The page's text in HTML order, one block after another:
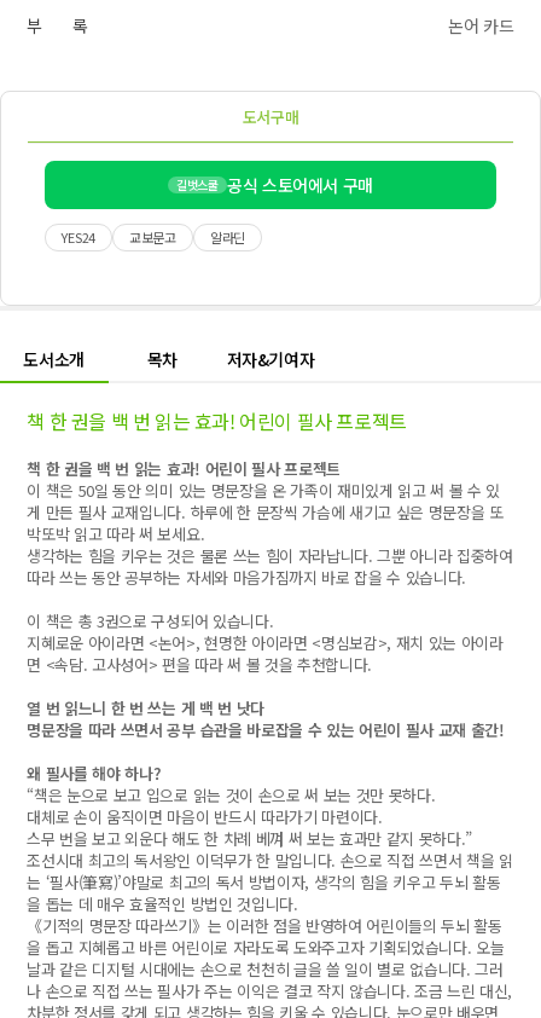
부 록 논어 카드
도서구매
길벗스쿨 공식 스토어에서 구매
YES24 교보문고 알라딘
도서소개 목차 저자&기여자
책 한 권을 백 번 읽는 효과! 어린이 필사 프로젝트
책 한 권을 백 번 읽는 효과! 어린이 필사 프로젝트
이 책은 50일 동안 의미 있는 명문장을 온 가족이 재미있게 읽고 써 볼 수 있
게 만든 필사 교재입니다. 하루에 한 문장씩 가슴에 새기고 싶은 명문장을 또
박또박 읽고 따라 써 보세요.
생각하는 힘을 키우는 것은 물론 쓰는 힘이 자라납니다. 그뿐 아니라 집중하여
따라 쓰는 동안 공부하는 자세와 마음가짐까지 바로 잡을 수 있습니다.
이 책은 총 3권으로 구성되어 있습니다.
지혜로운 아이라면 <논어>, 현명한 아이라면 <명심보감>, 재치 있는 아이라
면 <속담. 고사성어> 편을 따라 써 볼 것을 추천합니다.
열 번 읽느니 한 번 쓰는 게 백 번 낫다
명문장을 따라 쓰면서 공부 습관을 바로잡을 수 있는 어린이 필사 교재 출간!
왜 필사를 해야 하나?
“책은 눈으로 보고 입으로 읽는 것이 손으로 써 보는 것만 못하다.
대체로 손이 움직이면 마음이 반드시 따라가기 마련이다.
스무 번을 보고 외운다 해도 한 차례 베껴 써 보는 효과만 같지 못하다.”
조선시대 최고의 독서왕인 이덕무가 한 말입니다. 손으로 직접 쓰면서 책을 읽
는 ‘필사(筆寫)’야말로 최고의 독서 방법이자, 생각의 힘을 키우고 두뇌 활동
을 돕는 데 매우 효율적인 방법인 것입니다.
《기적의 명문장 따라쓰기》는 이러한 점을 반영하여 어린이들의 두뇌 활동
을 돕고 지혜롭고 바른 어린이로 자라도록 도와주고자 기획되었습니다. 오늘
날과 같은 디지털 시대에는 손으로 천천히 글을 쓸 일이 별로 없습니다. 그러
나 손으로 직접 쓰는 필사가 주는 이익은 결코 작지 않습니다. 조금 느린 대신,
차분한 정서를 갖게 되고 생각하는 힘을 키울 수 있습니다. 눈으로만 배우면